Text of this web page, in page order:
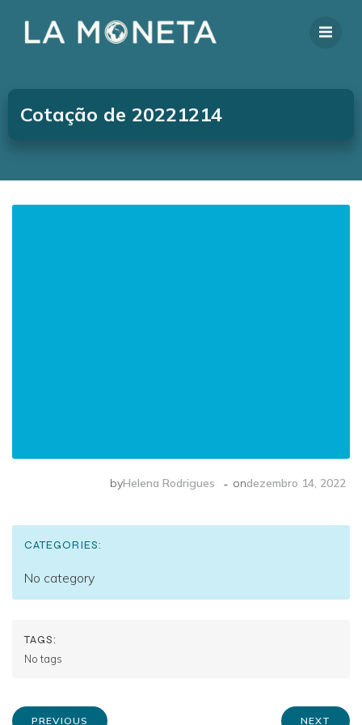
Cotação de 20221214
byHelena Rodrigues - ondezembro 14, 2022
CATEGORIES:
No category
TAGS:
No tags
PREVIOUS NEXT